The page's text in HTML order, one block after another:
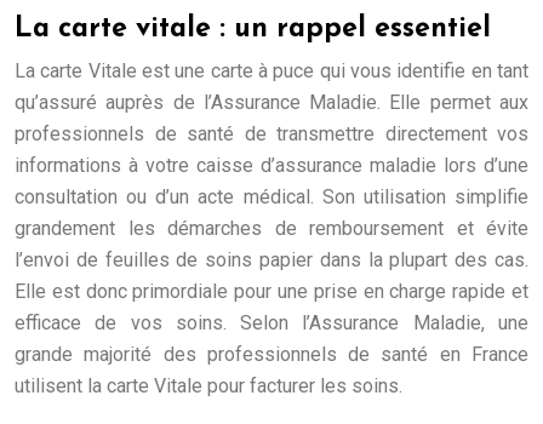
La carte vitale : un rappel essentiel
La carte Vitale est une carte à puce qui vous identifie en tant
qu’assuré auprès de l’Assurance Maladie. Elle permet aux
professionnels de santé de transmettre directement vos
informations à votre caisse d’assurance maladie lors d’une
consultation ou d’un acte médical. Son utilisation simplifie
grandement les démarches de remboursement et évite
l’envoi de feuilles de soins papier dans la plupart des cas.
Elle est donc primordiale pour une prise en charge rapide et
efficace de vos soins. Selon l’Assurance Maladie, une
grande majorité des professionnels de santé en France
utilisent la carte Vitale pour facturer les soins.